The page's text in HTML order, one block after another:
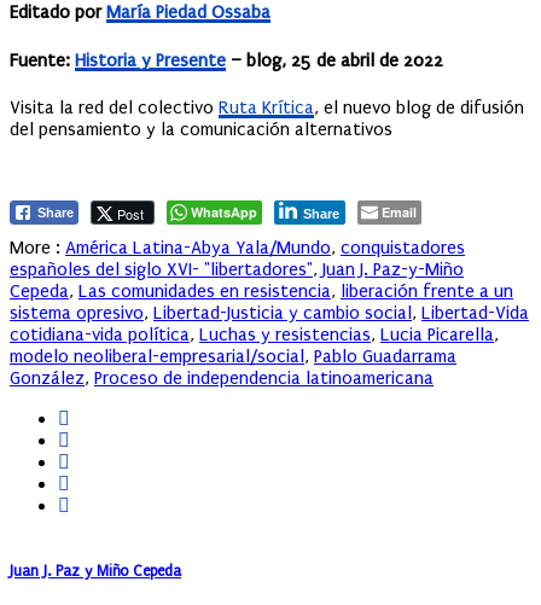
Editado porMaría Piedad Ossaba
Fuente: Historia y Presente – blog, 25 de abril de 2022
Visita la red del colectivo Ruta Krítica, el nuevo blog de difusión
del pensamiento y la comunicación alternativos
Share Post WhatsApp Share Email
More : América Latina-Abya Yala/Mundo, conquistadores
españoles del siglo XVI- "libertadores", Juan J. Paz-y-Miño
Cepeda, Las comunidades en resistencia, liberación frente a un
sistema opresivo, Libertad-Justicia y cambio social, Libertad-Vida
cotidiana-vida política, Luchas y resistencias, Lucia Picarella,
modelo neoliberal-empresarial/social, Pablo Guadarrama
González, Proceso de independencia latinoamericana
Juan J. Paz y Miño Cepeda